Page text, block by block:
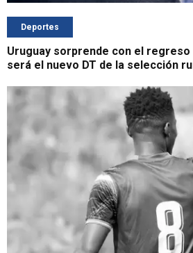
Deportes
Uruguay sorprende con el regreso
será el nuevo DT de la selección